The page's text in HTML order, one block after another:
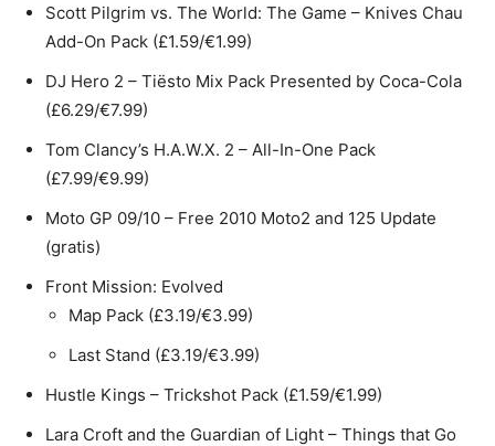
Scott Pilgrim vs. The World: The Game – Knives Chau
Add-On Pack (£1.59/€1.99)
DJ Hero 2 – Tiësto Mix Pack Presented by Coca-Cola
(£6.29/€7.99)
Tom Clancy’s H.A.W.X. 2 – All-In-One Pack
(£7.99/€9.99)
Moto GP 09/10 – Free 2010 Moto2 and 125 Update
(gratis)
Front Mission: Evolved
Map Pack (£3.19/€3.99)
Last Stand (£3.19/€3.99)
Hustle Kings – Trickshot Pack (£1.59/€1.99)
Lara Croft and the Guardian of Light – Things that Go